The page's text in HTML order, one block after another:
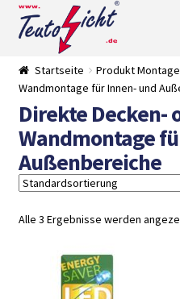
Zur
Navigation
springen
Springe
zum
Startseite Produkt
Wandmontage für Innen- und
Direkte Decken-
Wandmontage
Außenbereiche
Alle 3 Ergebnisse werden